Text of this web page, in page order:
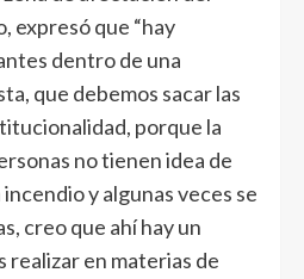
expresó que “hay
dentro de una
que debemos sacar las
porque la
no tienen idea de
y algunas veces se
creo que ahí hay un
realizar en materias de